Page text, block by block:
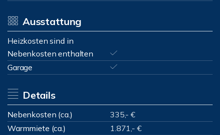
Ausstattung
Heizkosten sind in
Nebenkosten enthalten
Garage
Details
Nebenkosten (ca.)
335,- €
Warmmiete (ca.)
1.871,- €